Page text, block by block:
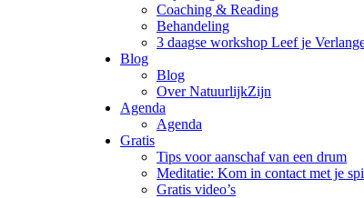
Coaching & Reading
Behandeling
3 daagse workshop Leef je
Blog
Blog
Over NatuurlijkZijn
Agenda
Agenda
Gratis
Tips voor aanschaf van een drum
Meditatie: Kom in contact met je
Gratis video’s